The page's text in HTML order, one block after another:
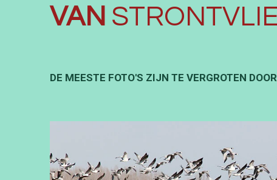
VAN
DE MEESTE FOTO'S ZIJN TE VERGROTEN